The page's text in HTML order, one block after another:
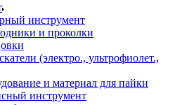
инструмент
и проколки
(электро., ультрофиолет.,
и материал для пайки
инструмент